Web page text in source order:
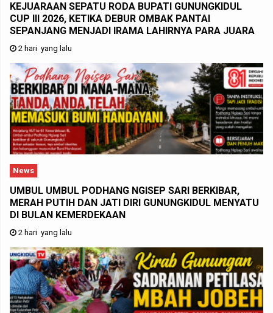
KEJUARAAN SEPATU RODA BUPATI GUNUNGKIDUL
CUP III 2026, KETIKA DEBUR OMBAK PANTAI
SEPANJANG MENJADI IRAMA LAHIRNYA PARA JUARA
2 hari yang lalu
News
UMBUL UMBUL PODHANG NGISEP SARI BERKIBAR,
MERAH PUTIH DAN JATI DIRI GUNUNGKIDUL MENYATU
DI BULAN KEMERDEKAAN
2 hari yang lalu